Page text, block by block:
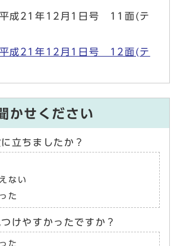
成21年12月1日号 11面(テ
成21年12月1日号 12面(テ
かせください
立ちましたか？
ない
た
けやすかったですか？
た